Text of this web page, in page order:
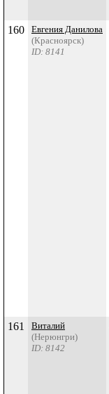
160
Евгения Данилова
(Красноярск)
ID: 8141
161
Виталий
(Нерюнгри)
ID: 8142